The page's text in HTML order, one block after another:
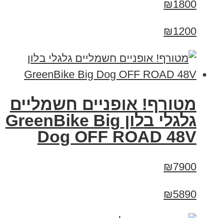
₪1800
₪1200
מטורף! אופניים חשמליים
גלגלי בלון GreenBike Big
Dog OFF ROAD 48V
₪7900
₪5890